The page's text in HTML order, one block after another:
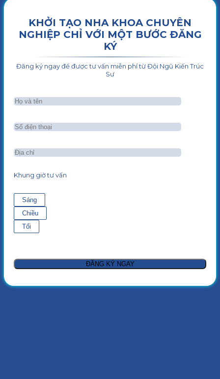
KHỞI TẠO NHA KHOA CHUYÊN
NGHIỆP CHỈ VỚI MỘT BƯỚC ĐĂNG
KÝ
Đăng ký ngay để được tư vấn miễn phí từ Đội Ngũ Kiến Trúc
Sư
Khung giờ tư vấn
Sáng
Chiều
Tối